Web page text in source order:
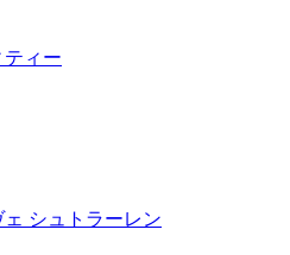
ィー
シュトラーレン